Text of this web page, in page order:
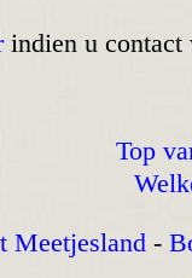
indien u contact
Top
Meetjesland -